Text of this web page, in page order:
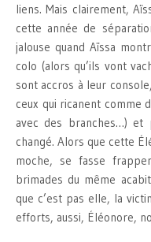
liens. Mais clairement,
cette année de
jalouse quand Aïssa
colo (alors qu’ils vont
sont accros à leur
ceux qui ricanent comme
avec des branches…) et
changé. Alors que cette
moche, se fasse
brimades du même
que c’est pas elle, la
efforts, aussi, Éléonore,